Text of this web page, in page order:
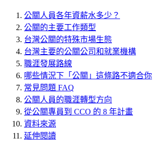
公關人員各年資薪水多少？
公關的主要工作類型
台灣公關的特殊市場生態
台灣主要的公關公司和就業機構
職涯發展路線
哪些情況下「公關」這條路不適合你
常見問題 FAQ
公關人員的職涯轉型方向
從公關專員到 CCO 的 8 年計畫
資料來源
延伸閱讀